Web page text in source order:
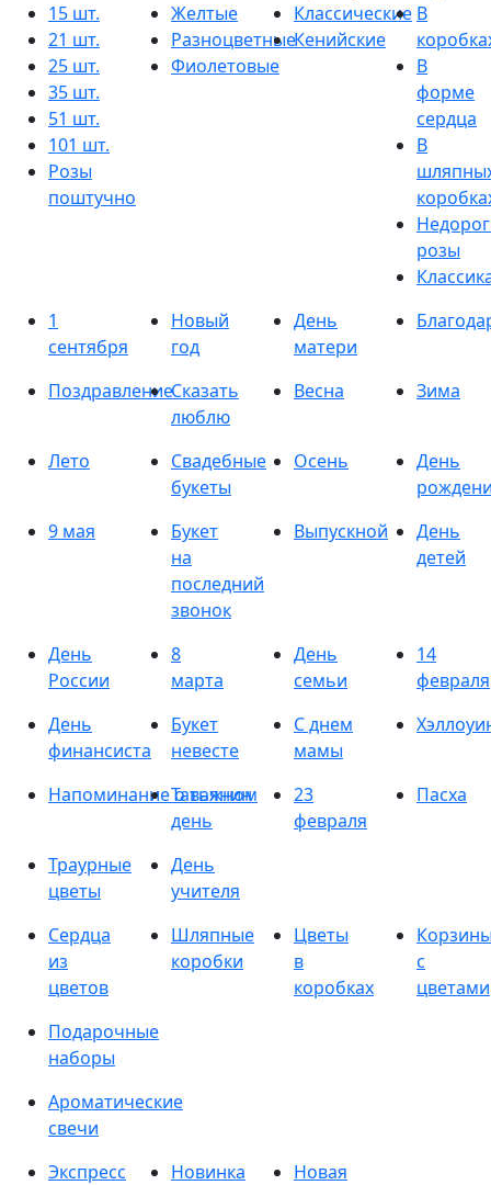
15 шт.
21 шт.
25 шт.
35 шт.
51 шт.
101 шт.
Розы
поштучно
Желтые
Разноцветные
Фиолетовые
Классические
Кенийские
В
В
форме
сердца
В
розы
1
сентября
Новый
год
День
матери
ПоздравлениеСказать
люблю
Весна Зима
Лето
Свадебные
букеты
Осень
День
9 мая
Букет
на
последний
звонок
Выпускной
День
детей
День
России
8
марта
День
семьи
14
февраля
День
финансиста
Букет
невесте
С днем
мамы
Напоминание о важном
Татьянин
день
23
февраля
Пасха
Траурные
цветы
День
учителя
Сердца
из
цветов
Шляпные
коробки
Цветы
в
коробках
с
цветами
Подарочные
наборы
Ароматические
свечи
Экспресс
Новинка
Новая